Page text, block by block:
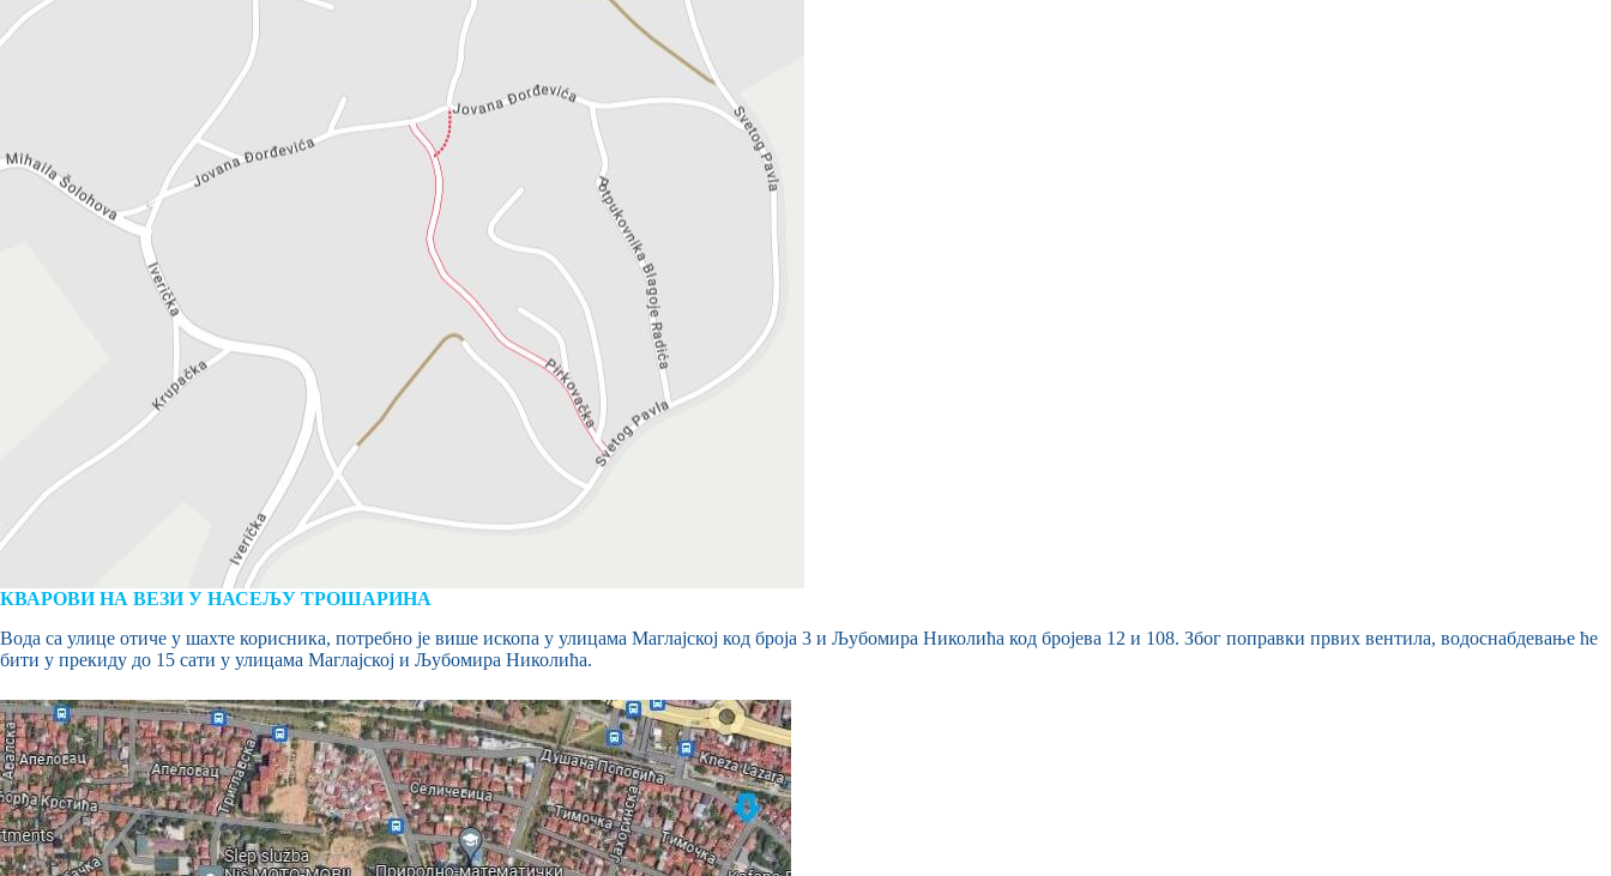
КВАРОВИ НА ВЕЗИ У НАСЕЉУ ТРОШАРИНА
Вода са улице отиче у шахте корисника, потребно је више ископа у улицама Маглајској код броја 3 и Љубомира Николића код бројева 12 и 108. Због поправки првих вентила, водоснабдевање ће
бити у прекиду до 15 сати у улицама Маглајској и Љубомира Николића.